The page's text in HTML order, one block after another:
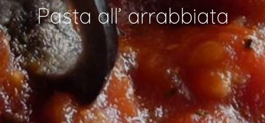
Pasta all’ arrabbiata